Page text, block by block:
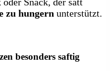
zu hungern unterstützt.
besonders saftig